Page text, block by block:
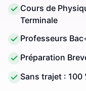
Cours de
Terminale
Professeurs
Préparation
Sans trajet : 100